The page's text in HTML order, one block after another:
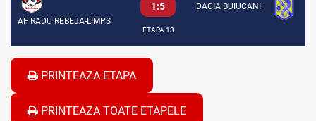
AF RADU REBEJA-LIMPS
1:5 DACIA BUIUCANI
ETAPA 13
PRINTEAZA ETAPA
PRINTEAZA TOATE ETAPELE